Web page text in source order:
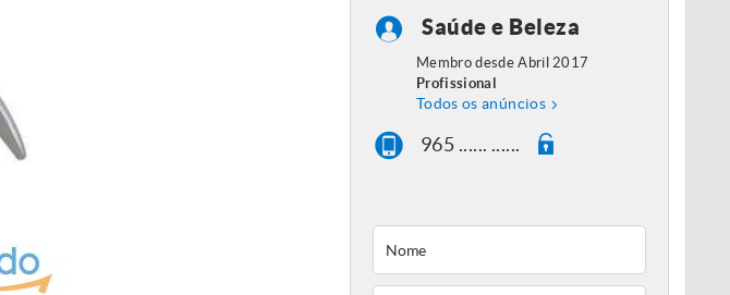
Saúde e Beleza
Membro desde Abril 2017
Profissional
Todos os anúncios
965 ...... ......